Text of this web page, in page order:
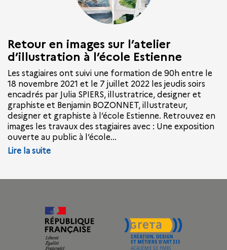
Retour en images sur l’atelier
d’illustration à l’école Estienne
Les stagiaires ont suivi une formation de 90h entre le
18 novembre 2021 et le 7 juillet 2022 les jeudis soirs
encadrés par Julia SPIERS, illustratrice, designer et
graphiste et Benjamin BOZONNET, illustrateur,
designer et graphiste à l’école Estienne. Retrouvez en
images les travaux des stagiaires avec : Une exposition
ouverte au public à l’école…
Lire la suite